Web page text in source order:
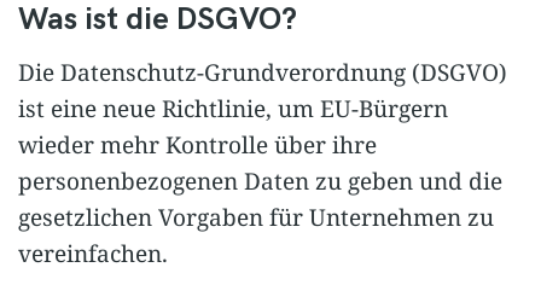
Was ist die DSGVO?
Die Datenschutz-Grundverordnung (DSGVO)
ist eine neue Richtlinie, um EU-Bürgern
wieder mehr Kontrolle über ihre
personenbezogenen Daten zu geben und die
gesetzlichen Vorgaben für Unternehmen zu
vereinfachen.